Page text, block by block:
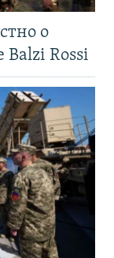
о
Balzi Rossi